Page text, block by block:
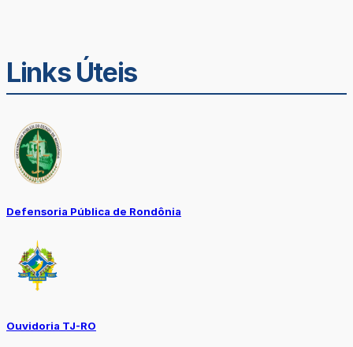
Links Úteis
Defensoria Pública de Rondônia
Ouvidoria TJ-RO